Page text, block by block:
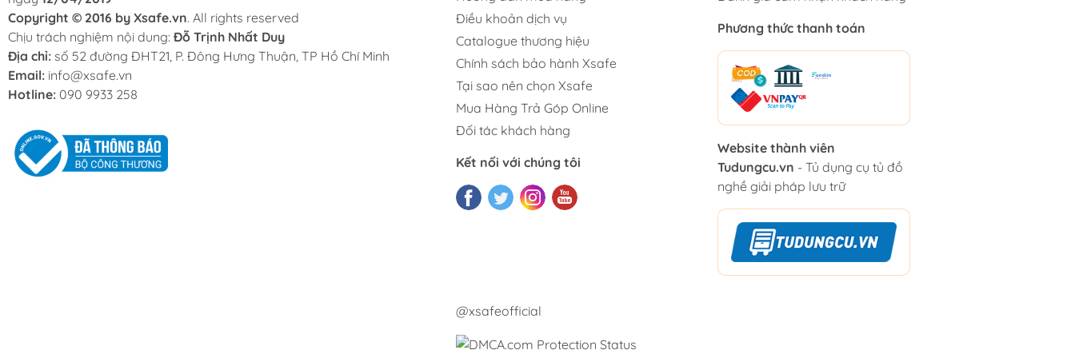
Copyright © 2016 by Xsafe.vn. All rights reserved
Chịu trách nghiệm nội dung: Đỗ Trịnh Nhất Duy
Địa chỉ: số 52 đường ĐHT21, P. Đông Hưng Thuận, TP Hồ Chí Minh
Email: info@xsafe.vn
Hotline: 090 9933 258
Điều khoản dịch vụ
Catalogue thương hiệu
Chính sách bảo hành Xsafe
Tại sao nên chọn Xsafe
Mua Hàng Trả Góp Online
Đối tác khách hàng
Kết nối với chúng tôi
Phương thức thanh toán
Website thành viên
Tudungcu.vn - Tủ dụng cụ tủ đồ
nghề giải pháp lưu trữ
@xsafeofficial